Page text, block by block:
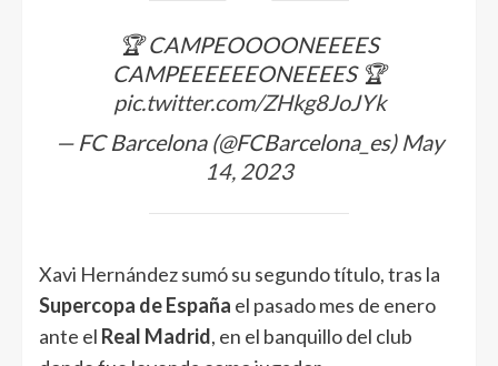
🏆 CAMPEOOOONEEEES
CAMPEEEEEEONEEEES 🏆
pic.twitter.com/ZHkg8JoJYk
— FC Barcelona (@FCBarcelona_es) May
14, 2023
Xavi Hernández sumó su segundo título, tras la
Supercopa de España el pasado mes de enero
ante el Real Madrid, en el banquillo del club